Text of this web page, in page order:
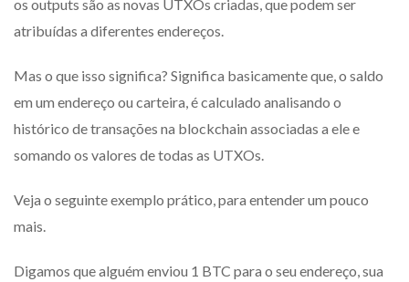
os outputs são as novas UTXOs criadas, que podem ser
atribuídas a diferentes endereços.
Mas o que isso significa? Significa basicamente que, o saldo
em um endereço ou carteira, é calculado analisando o
histórico de transações na blockchain associadas a ele e
somando os valores de todas as UTXOs.
Veja o seguinte exemplo prático, para entender um pouco
mais.
Digamos que alguém enviou 1 BTC para o seu endereço, sua